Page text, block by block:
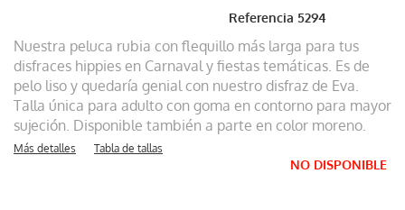
Referencia 5294
Nuestra peluca rubia con flequillo más larga para tus
disfraces hippies en Carnaval y fiestas temáticas. Es de
pelo liso y quedaría genial con nuestro disfraz de Eva.
Talla única para adulto con goma en contorno para mayor
sujeción. Disponible también a parte en color moreno.
Más detalles Tabla de tallas
NO DISPONIBLE